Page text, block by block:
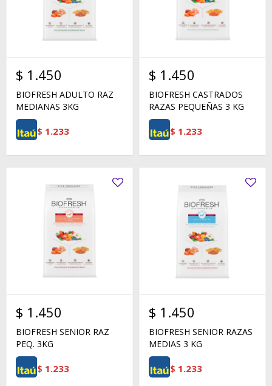
$ 1.450
BIOFRESH ADULTO RAZ
MEDIANAS 3KG
$ 1.233
$ 1.450
BIOFRESH CASTRADOS
RAZAS PEQUEÑAS 3 KG
$ 1.233
$ 1.450
BIOFRESH SENIOR RAZ
PEQ. 3KG
$ 1.233
$ 1.450
BIOFRESH SENIOR RAZAS
MEDIAS 3 KG
$ 1.233